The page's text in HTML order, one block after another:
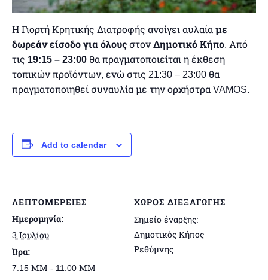
Η Γιορτή Κρητικής Διατροφής ανοίγει αυλαία με
δωρεάν είσοδο για όλους στονΔημοτικό Κήπο. Από
τις 19:15 – 23:00 θα πραγματοποιείται η έκθεση
τοπικών προϊόντων, ενώ στις 21:30 – 23:00 θα
πραγματοποιηθεί συναυλία με την ορχήστρα VAMOS.
Add to calendar
ΛΕΠΤΟΜΈΡΕΙΕΣ
Ημερομηνία:
3 Ιουλίου
Ώρα:
7:15 ΜΜ - 11:00 ΜΜ
ΧΏΡΟΣ ΔΙΕΞΑΓΩΓΉΣ
Σημείο έναρξης:
Δημοτικός Κήπος
Ρεθύμνης